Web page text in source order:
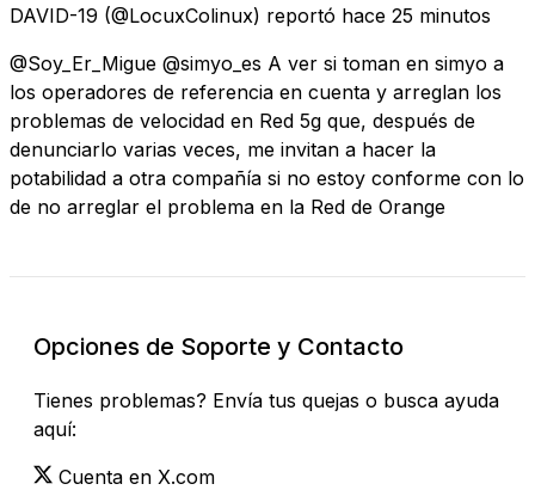
DAVID-19 (@LocuxColinux) reportó hace 25 minutos
@Soy_Er_Migue @simyo_es A ver si toman en simyo a
los operadores de referencia en cuenta y arreglan los
problemas de velocidad en Red 5g que, después de
denunciarlo varias veces, me invitan a hacer la
potabilidad a otra compañía si no estoy conforme con lo
de no arreglar el problema en la Red de Orange
Opciones de Soporte y Contacto
Tienes problemas? Envía tus quejas o busca ayuda
aquí:
Cuenta en X.com